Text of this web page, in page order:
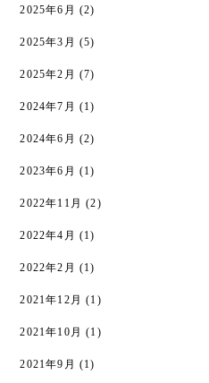
2025年6月 (2)
2025年3月 (5)
2025年2月 (7)
2024年7月 (1)
2024年6月 (2)
2023年6月 (1)
2022年11月 (2)
2022年4月 (1)
2022年2月 (1)
2021年12月 (1)
2021年10月 (1)
2021年9月 (1)